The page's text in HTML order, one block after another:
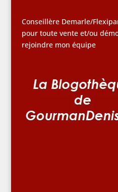
Conseillère Demarle/
pour toute vente et/ou
rejoindre mon équipe